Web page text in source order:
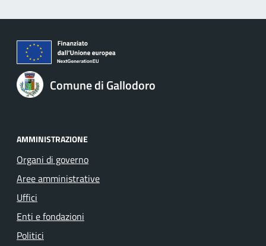
Comune di Gallodoro
AMMINISTRAZIONE
Organi di governo
Aree amministrative
Uffici
Enti e fondazioni
Politici